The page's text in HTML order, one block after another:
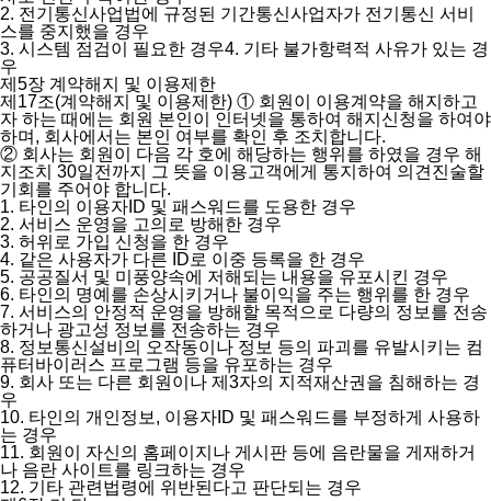
2. 전기통신사업법에 규정된 기간통신사업자가 전기통신 서비
스를 중지했을 경우
3. 시스템 점검이 필요한 경우4. 기타 불가항력적 사유가 있는 경
우
제5장 계약해지 및 이용제한
제17조(계약해지 및 이용제한) ① 회원이 이용계약을 해지하고
자 하는 때에는 회원 본인이 인터넷을 통하여 해지신청을 하여야
하며, 회사에서는 본인 여부를 확인 후 조치합니다.
② 회사는 회원이 다음 각 호에 해당하는 행위를 하였을 경우 해
지조치 30일전까지 그 뜻을 이용고객에게 통지하여 의견진술할
기회를 주어야 합니다.
1. 타인의 이용자ID 및 패스워드를 도용한 경우
2. 서비스 운영을 고의로 방해한 경우
3. 허위로 가입 신청을 한 경우
4. 같은 사용자가 다른 ID로 이중 등록을 한 경우
5. 공공질서 및 미풍양속에 저해되는 내용을 유포시킨 경우
6. 타인의 명예를 손상시키거나 불이익을 주는 행위를 한 경우
7. 서비스의 안정적 운영을 방해할 목적으로 다량의 정보를 전송
하거나 광고성 정보를 전송하는 경우
8. 정보통신설비의 오작동이나 정보 등의 파괴를 유발시키는 컴
퓨터바이러스 프로그램 등을 유포하는 경우
9. 회사 또는 다른 회원이나 제3자의 지적재산권을 침해하는 경
우
10. 타인의 개인정보, 이용자ID 및 패스워드를 부정하게 사용하
는 경우
11. 회원이 자신의 홈페이지나 게시판 등에 음란물을 게재하거
나 음란 사이트를 링크하는 경우
12. 기타 관련법령에 위반된다고 판단되는 경우